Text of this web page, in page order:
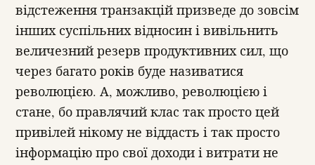
відстеження транзакцій призведе до зовсім
інших суспільних відносин і вивільнить
величезний резерв продуктивних сил, що
через багато років буде називатися
революцією. А, можливо, революцією і
стане, бо правлячий клас так просто цей
привілей нікому не віддасть і так просто
інформацію про свої доходи і витрати не